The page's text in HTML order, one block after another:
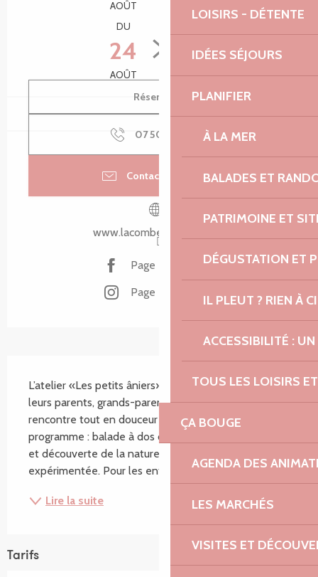
LOISIRS - DÉTENTE
IDÉES SÉJOURS
PLANIFIER
À LA MER
BALADES ET
PATRIMOINE ET
DÉGUSTATION ET
IL PLEUT ? RIEN À
ACCESSIBILITÉ :
TOUS LES LOISIRS
ÇA BOUGE
AGENDA DES
LES MARCHÉS
VISITES ET
AOÛT
DU
24
AOÛT
28
AOÛT
Réserver
07 50 69 38 ▒▒
Contacter par email
www.lacombeauxanes.com
Page Facebook
Page Instagram
L’atelier «Les petits âniers» invite les enfants (et
leurs parents, grands-parents, tatas…) à une première
rencontre tout en douceur avec les ânes. Au
programme : balade à dos d’âne au cœur de la ferme
et découverte de la nature, encadrée par une équipe
expérimentée. Pour les enfants de 2 à 8 ans...
Lire la suite
Tarifs